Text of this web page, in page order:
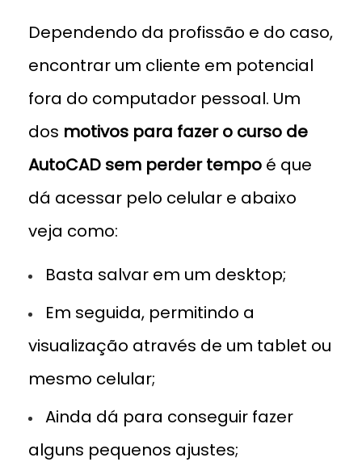
Dependendo da profissão e do caso,
encontrar um cliente em potencial
fora do computador pessoal. Um
dos motivos para fazer o curso de
AutoCAD sem perder tempo é que
dá acessar pelo celular e abaixo
veja como:
Basta salvar em um desktop;
Em seguida, permitindo a
visualização através de um tablet ou
mesmo celular;
Ainda dá para conseguir fazer
alguns pequenos ajustes;